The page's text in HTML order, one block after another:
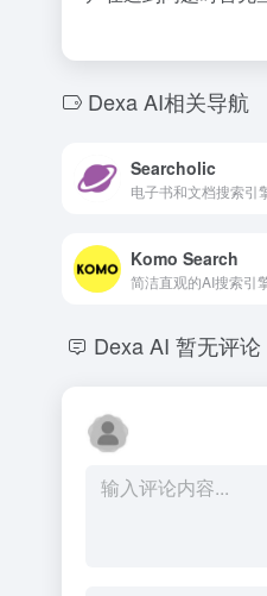
Dexa AI相关导航
Searcholic
电子书和文档搜索引
Komo Search
简洁直观的AI搜索引
Dexa AI 暂无评论